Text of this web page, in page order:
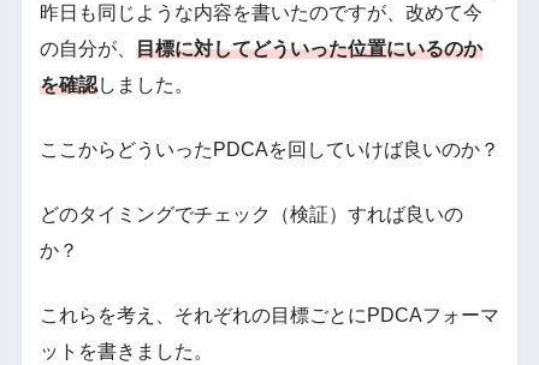
昨日も同じような内容を書いたのですが、改めて今
の自分が、 目標に対してどういった位置にいるのか
を確認しました。
ここからどういったPDCAを回していけば良いのか？
どのタイミングでチェック（検証）すれば良いの
か？
これらを考え、それぞれの目標ごとにPDCAフォーマ
ットを書きました。